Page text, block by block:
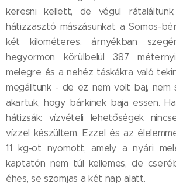
keresni kellett, de végül
hátizzasztó mászásunkat a Somos-
két kilométeres, árnyékban
hegyormon körülbelül 387
melegre és a nehéz táskákra való
megálltunk - de ez nem volt baj, nem
akartuk, hogy bárkinek baja essen.
hátizsák: vízvételi lehetőségek
vízzel készültem. Ezzel és az
11 kg-ot nyomott, amely a nyári
kaptatón nem túl kellemes, de
éhes, se szomjas a két nap alatt.